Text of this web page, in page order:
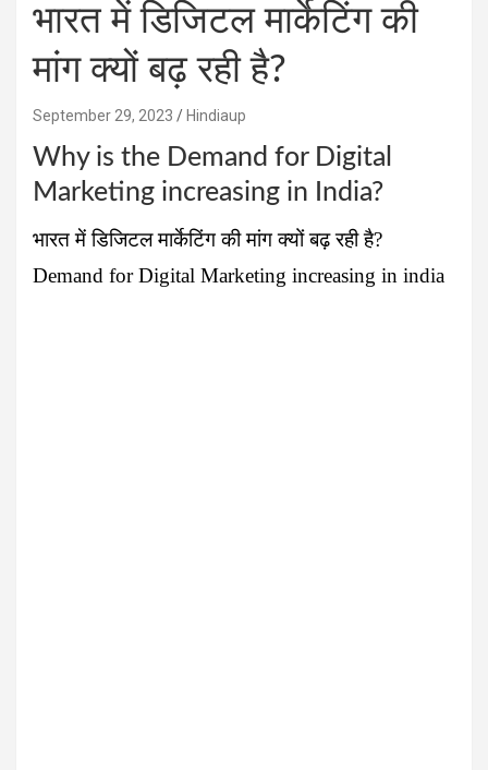
भारत में डिजिटल मार्केटिंग की
मांग क्यों बढ़ रही है?
September 29, 2023 Hindiaup
Why is the Demand for Digital
Marketing increasing in India?
भारत में डिजिटल मार्केटिंग की मांग क्यों बढ़ रही है?
Demand for Digital Marketing increasing in india